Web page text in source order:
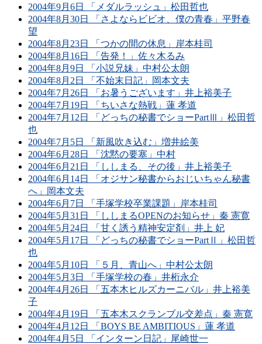
2004年9月6日 「メダルラッシュ」松田哲也
2004年8月30日 「さよならビビオ、僕の青春」平野春
望
2004年8月23日 「つかの間の休息」岸本桂司
2004年8月16日 「告発！」佐々木るみ
2004年8月9日 「小説兄妹」中村公太朗
2004年8月2日 「不始末日記」岡本文夫
2004年7月26日 「お暑うございます」井上裕美子
2004年7月19日 「ちいさな熱戦」蓮 孝道
2004年7月12日 「どっちの秘書でショーPartⅢ」松田哲
也
2004年7月5日 「新風吹き込む」増井絵美
2004年6月28日 「沈黙の要塞」中村
2004年6月21日 「ししまる、その後」井上裕美子
2004年6月14日 「オジサン秘書からおじいちゃん秘書
へ」岡本文夫
2004年6月7日 「手塚学校卒業課題」岸本桂司
2004年5月31日 「ししまるOPENのお知らせ」秦 憲寛
2004年5月24日 「甘く誘う精神安定剤」井上 妃
2004年5月17日 「どっちの秘書でショーPartⅡ」松田哲
也
2004年5月10日 「５月、青山へ」中村公太朗
2004年5月3日 「手塚学校の春」井桁永介
2004年4月26日 「五本木ヒルズカーニバル」井上裕美
子
2004年4月19日 「五本木スクランブル交差点」秦 憲寛
2004年4月12日 「BOYS BE AMBITIOUS」蓮 孝道
2004年4月5日 「インターン日記」尾崎世一